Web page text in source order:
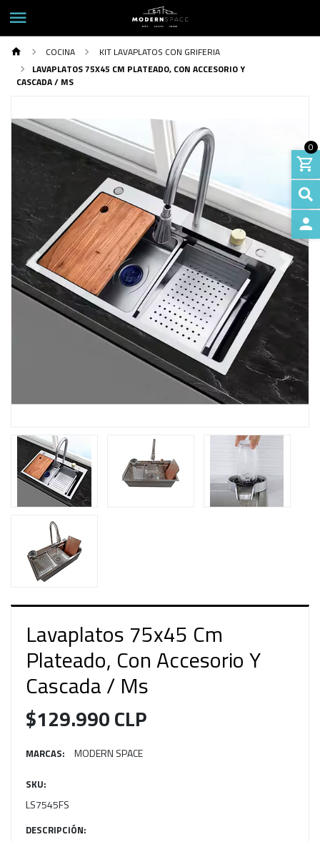
0
COCINA
KIT LAVAPLATOS CON GRIFERIA
LAVAPLATOS 75X45 CM PLATEADO, CON ACCESORIO Y
CASCADA / MS
Previous Next
Lavaplatos 75x45 Cm
Plateado, Con Accesorio Y
Cascada / Ms
$129.990 CLP
MARCAS: MODERN SPACE
SKU:
LS7545FS
DESCRIPCIÓN: